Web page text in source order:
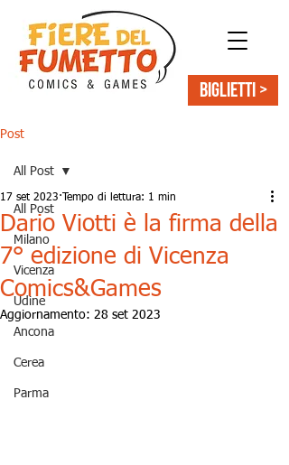
BIGLIETTI >
Post
All Post
Milano
Vicenza
Udine
Ancona
Cerea
Parma
All Post
Dario Viotti è la firma della
7° edizione di Vicenza
Comics&Games
17 set 2023 Tempo di lettura: 1 min
Aggiornamento: 28 set 2023